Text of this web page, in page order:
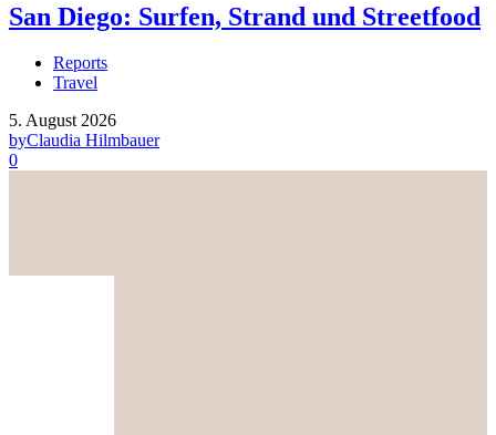
San Diego: Surfen, Strand und Streetfood
Reports
Travel
5. August 2026
byClaudia Hilmbauer
0